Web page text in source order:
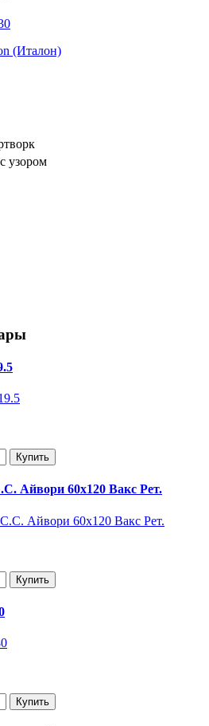
(Италон)
узором
Купить
Айвори 60х120 Вакс Рет.
Купить
Купить